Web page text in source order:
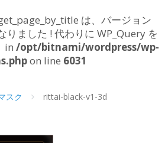
は、バージョン
りました ! 代わりに WP_Query を
in /opt/bitnami/wordpress/wp-
on line 6031
スク rittai-black-v1-3d